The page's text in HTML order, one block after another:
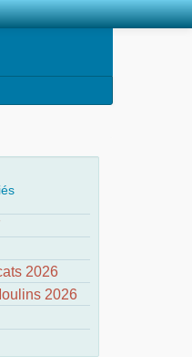
2026
2026